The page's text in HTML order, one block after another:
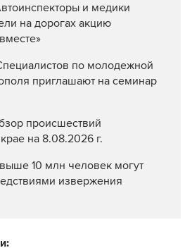
и медики
на дорогах акцию
по молодежной
приглашают на семинар
происшествий
на 8.08.2026 г.
10 млн человек могут
извержения